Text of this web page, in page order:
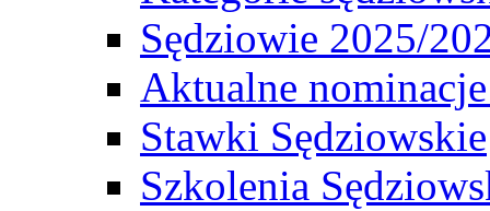
Sędziowie 2025/
Aktualne
Stawki Sędziowskie
Szkolenia